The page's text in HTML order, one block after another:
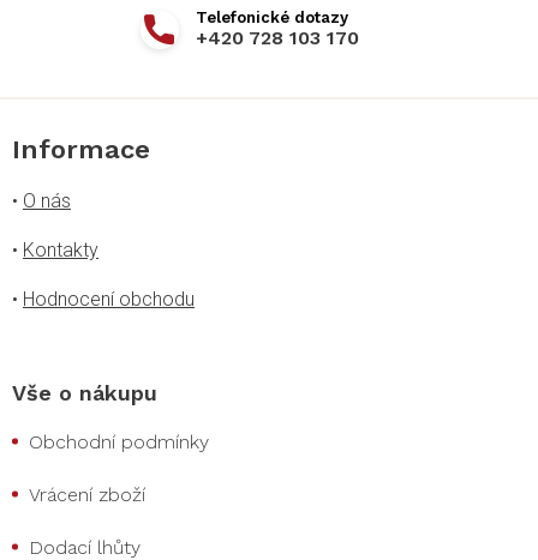
+420 728 103 170
Informace
• O nás
• Kontakty
• Hodnocení obchodu
Vše o nákupu
Obchodní podmínky
Vrácení zboží
Dodací lhůty